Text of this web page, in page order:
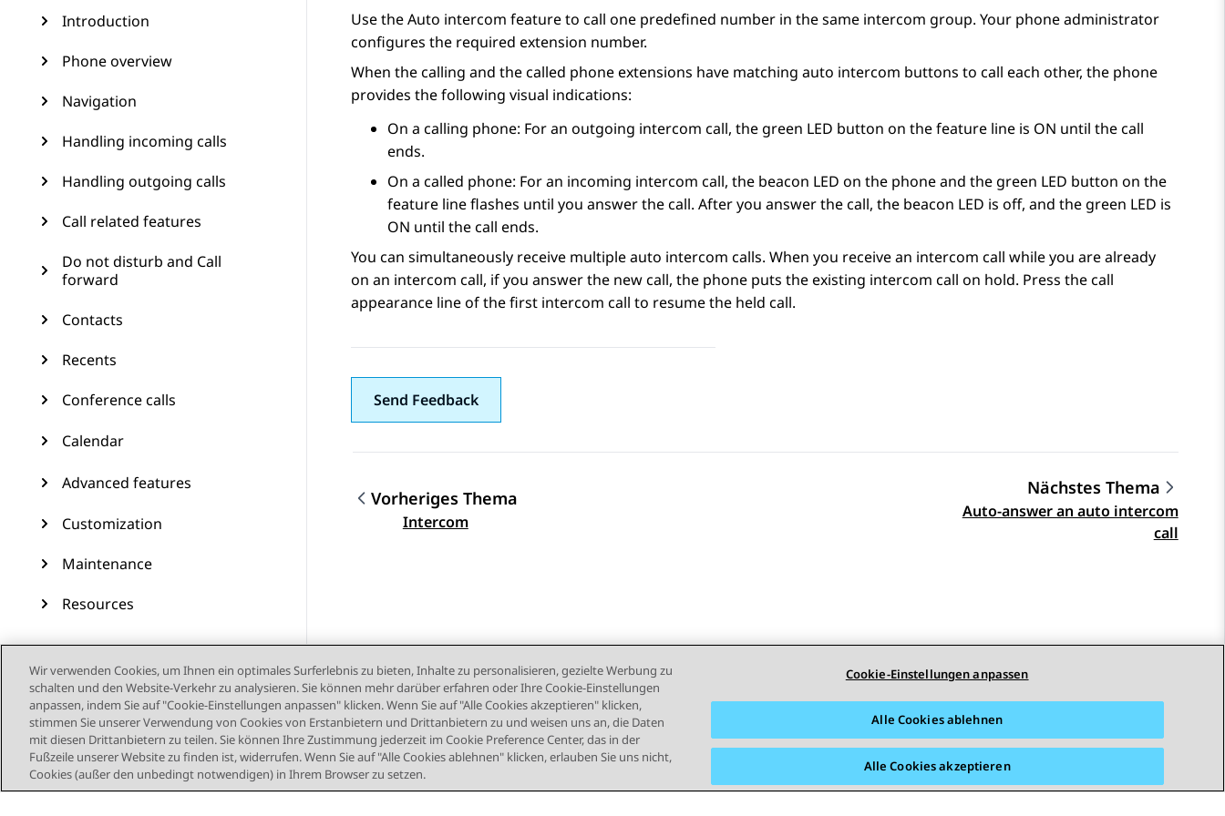
Introduction
Phone overview
Navigation
Handling incoming calls
Handling outgoing calls
Call related features
Do not disturb and Call
forward
Contacts
Recents
Conference calls
Calendar
Advanced features
Customization
Maintenance
Resources
Use the Auto intercom feature to call one predefined number in the same intercom group. Your phone administrator
configures the required extension number.
When the calling and the called phone extensions have matching auto intercom buttons to call each other, the phone
provides the following visual indications:
On a calling phone: For an outgoing intercom call, the green LED button on the feature line is ON until the call
ends.
On a called phone: For an incoming intercom call, the beacon LED on the phone and the green LED button on the
feature line flashes until you answer the call. After you answer the call, the beacon LED is off, and the green LED is
ON until the call ends.
You can simultaneously receive multiple auto intercom calls. When you receive an intercom call while you are already
on an intercom call, if you answer the new call, the phone puts the existing intercom call on hold. Press the call
appearance line of the first intercom call to resume the held call.
Send Feedback
Themennavigation
Vorheriges Thema
Intercom
Nächstes Thema
Auto-answer an auto intercom
call
STAY CONNECTED
Wir verwenden Cookies, um Ihnen ein optimales Surferlebnis zu bieten, Inhalte zu personalisieren, gezielte Werbung zu
schalten und den Website-Verkehr zu analysieren. Sie können mehr darüber erfahren oder Ihre Cookie-Einstellungen
anpassen, indem Sie auf "Cookie-Einstellungen anpassen" klicken. Wenn Sie auf "Alle Cookies akzeptieren" klicken,
stimmen Sie unserer Verwendung von Cookies von Erstanbietern und Drittanbietern zu und weisen uns an, die Daten
mit diesen Drittanbietern zu teilen. Sie können Ihre Zustimmung jederzeit im Cookie Preference Center, das in der
Fußzeile unserer Website zu finden ist, widerrufen. Wenn Sie auf "Alle Cookies ablehnen" klicken, erlauben Sie uns nicht,
Cookies (außer den unbedingt notwendigen) in Ihrem Browser zu setzen.
Cookie-Einstellungen anpassen
Alle Cookies ablehnen
Alle Cookies akzeptieren